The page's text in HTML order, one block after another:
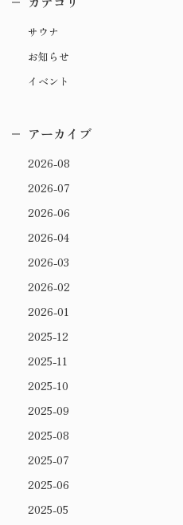
サウナ
お知らせ
イベント
アーカイブ
2026-08
2026-07
2026-06
2026-04
2026-03
2026-02
2026-01
2025-12
2025-11
2025-10
2025-09
2025-08
2025-07
2025-06
2025-05